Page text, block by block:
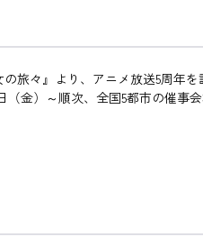
旅々』より、アニメ放送5周年
（金）～順次、全国5都市の催事